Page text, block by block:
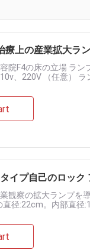
上の産業拡大ラ
院F4の床の立場 ラン
、220V （任意） ラ
イプ自己のロック
観察の拡大ランプを
径:22cm。内部直